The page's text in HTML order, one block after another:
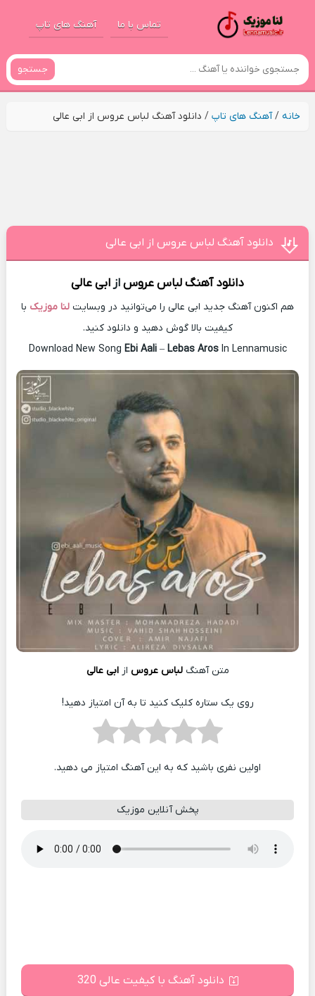
تماس با ما آهنگ های تاپ
جستجو
خانه/آهنگ های تاپ/ دانلود آهنگ لباس عروس از ابی عالی
دانلود آهنگ لباس عروس از ابی عالی
دانلود آهنگلباس عروسازابی عالی
هم اکنون آهنگ جدید ابی عالی را می‌توانید در وبسایت لنا موزیک با
کیفیت بالا گوش دهید و دانلود کنید.
Download New Song Ebi Aali– Lebas ArosIn Lennamusic
متن آهنگلباس عروس ازابی عالی
روی یک ستاره کلیک کنید تا به آن امتیاز دهید!
اولین نفری باشید که به این آهنگ امتیاز می دهید.
پخش آنلاین موزیک
دانلود آهنگ با کیفیت عالی 320